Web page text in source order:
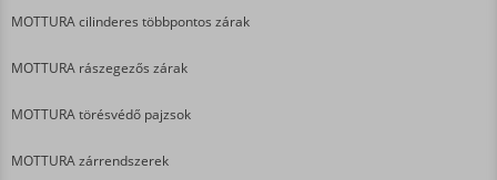
MOTTURA cilinderes többpontos zárak
MOTTURA rászegezős zárak
MOTTURA törésvédő pajzsok
MOTTURA zárrendszerek